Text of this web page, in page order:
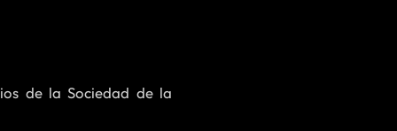
de la Sociedad de la